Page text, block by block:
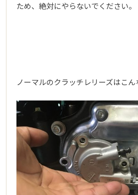
ため、絶対にやらないでください。
ノーマルのクラッチレリーズはこ